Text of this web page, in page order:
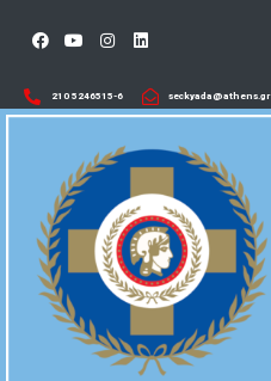
210 5246515-6​ seckyada@athens.gr